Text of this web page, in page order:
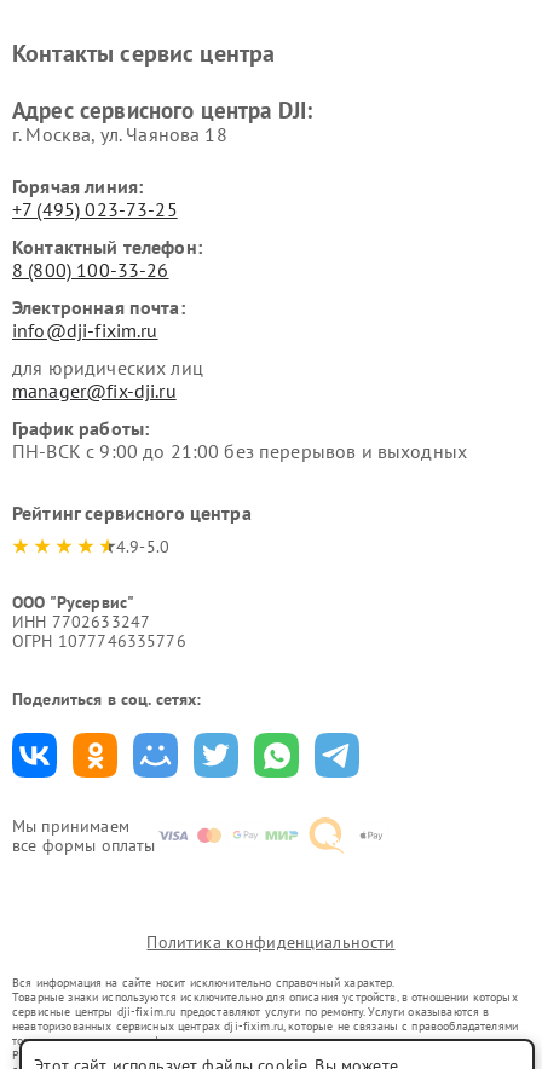
Мы принимаем
все формы оплаты
Контакты сервис центра
Адрес сервисного центра DJI:
г. Москва, ул. Чаянова 18
Горячая линия:
+7 (495) 023-73-25
Контактный телефон:
8 (800) 100-33-26
Электронная почта:
info@dji-fixim.ru
для юридических лиц
manager@fix-dji.ru
График работы:
ПН-ВСК с 9:00 до 21:00 без перерывов и выходных
Рейтинг сервисного центра
4.9-5.0
ООО "Русервис"
ИНН 7702633247
ОГРН 1077746335776
Поделиться в соц. сетях:
Политика конфиденциальности
Вся информация на сайте носит исключительно справочный характер.
Товарные знаки используются исключительно для описания устройств, в отношении которых
сервисные центры dji-fixim.ru предоставляют услуги по ремонту. Услуги оказываются в
неавторизованных сервисных центрах dji-fixim.ru, которые не связаны с правообладателями
товарных знаков или их официальными представителями.
Ремонт осуществляется для устройств, уже введенных в гражданский оборот в соответствии